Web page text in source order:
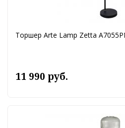
Торшер Arte Lamp Zetta
11 990 руб.